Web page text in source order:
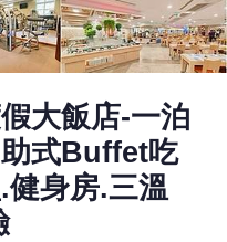
大飯店-一泊
式Buffet吃
健身房.三溫